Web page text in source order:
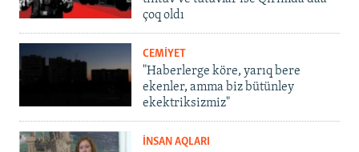
çoq oldı
CEMİYET
"Haberlerge köre, yarıq bere
ekenler, amma biz bütünley
ekektriksizmiz"
İNSAN AQLARI